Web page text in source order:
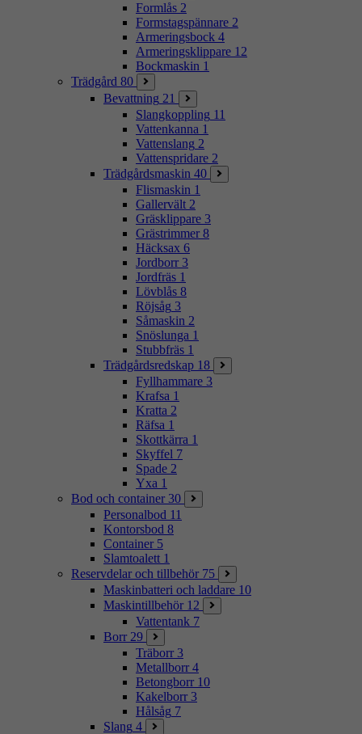
Formlås 2
Formstagspännare 2
Armeringsbock 4
Armeringsklippare 12
Bockmaskin 1
Trädgård 80
Bevattning 21
Slangkoppling 11
Vattenkanna 1
Vattenslang 2
Vattenspridare 2
Trädgårdsmaskin 40
Flismaskin 1
Gallervält 2
Gräsklippare 3
Grästrimmer 8
Häcksax 6
Jordborr 3
Jordfräs 1
Lövblås 8
Röjsåg 3
Såmaskin 2
Snöslunga 1
Stubbfräs 1
Trädgårdsredskap 18
Fyllhammare 3
Krafsa 1
Kratta 2
Räfsa 1
Skottkärra 1
Skyffel 7
Spade 2
Yxa 1
Bod och container 30
Personalbod 11
Kontorsbod 8
Container 5
Slamtoalett 1
Reservdelar och tillbehör 75
Maskinbatteri och laddare 10
Maskintillbehör 12
Vattentank 7
Borr 29
Träborr 3
Metallborr 4
Betongborr 10
Kakelborr 3
Hålsåg 7
Slang 4